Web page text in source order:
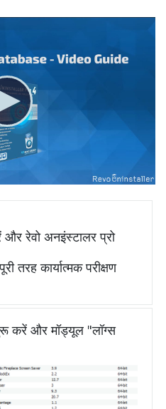
रेवो अनइंस्टालर प्रो
तरह कार्यात्मक परीक्षण
करें और मॉड्यूल "लॉग्स